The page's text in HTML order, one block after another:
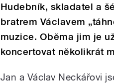
Hudebník, skladatel a
bratrem Václavem
muzice. Oběma jim je
koncertovat několikrát
Jan a Václav Neckářovi